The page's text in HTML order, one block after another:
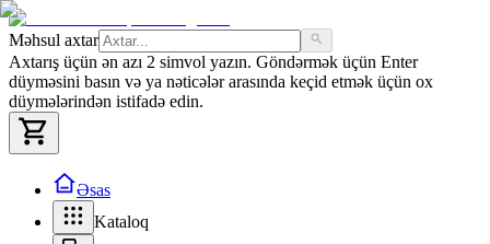
Məhsul axtar
Axtarış üçün ən azı 2 simvol yazın. Göndərmək üçün Enter
düyməsini basın və ya nəticələr arasında keçid etmək üçün ox
düymələrindən istifadə edin.
Əsas
Kataloq